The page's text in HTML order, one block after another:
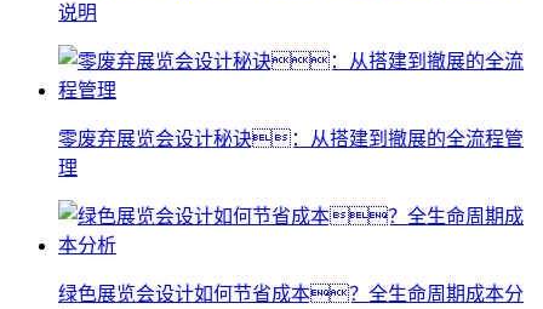
说明
零废弃展览会设计秘诀：从搭建到撤展的全流程管
理
绿色展览会设计如何节省成本？全生命周期成本分